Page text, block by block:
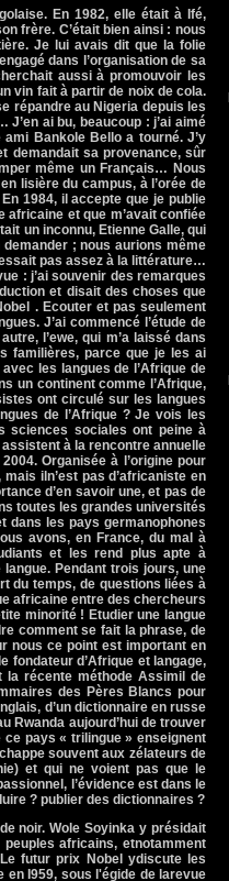
En 1982, elle était à Ifé,
frère. C’était bien ainsi : nous
Je lui avais dit que la folie
dans l’organisation de sa
aussi à promouvoir les
vin fait à partir de noix de cola.
répandre au Nigeria depuis les
ai bu, beaucoup : j’ai aimé
Bankole Bello a tourné. J’y
demandait sa provenance, sûr
même un Français… Nous
lisière du campus, à l’orée de
1984, il accepte que je publie
africaine et que m’avait confiée
un inconnu, Etienne Galle, qui
; nous aurions même
pas assez à la littérature…
: j’ai souvenir des remarques
et disait des choses que
. Ecouter et pas seulement
J’ai commencé l’étude de
l’ewe, qui m’a laissé dans
familières, parce que je les ai
les langues de l’Afrique de
un continent comme l’Afrique,
ont circulé sur les langues
de l’Afrique ? Je vois les
sciences sociales ont peine à
à la rencontre annuelle
Organisée à l’origine pour
iln’est pas d’africaniste en
d’en savoir une, et pas de
toutes les grandes universités
dans les pays germanophones
avons, en France, du mal à
et les rend plus apte à
Pendant trois jours, une
du temps, de questions liées à
africaine entre des chercheurs
minorité ! Etudier une langue
comment se fait la phrase, de
nous ce point est important en
fondateur d’Afrique et langage,
la récente méthode Assimil de
des Pères Blancs pour
d’un dictionnaire en russe
Rwanda aujourd’hui de trouver
pays « trilingue » enseignent
souvent aux zélateurs de
et qui ne voient pas que le
l’évidence est dans le
? publier des dictionnaires ?
noir. Wole Soyinka y présidait
africains, etnotamment
futur prix Nobel ydiscute les
I959, sous l'égide de larevue